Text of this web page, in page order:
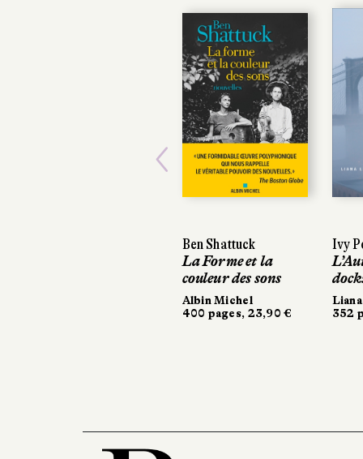
Ben Shattuck
La Forme et la
couleur des sons
Albin Michel
400 pages, 23,90 €
Ivy
docks
352
Ivy
docks
352
Previous